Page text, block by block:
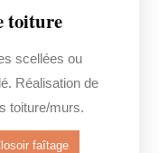
toiture
scellées ou
Réalisation de
toiture/murs.
faîtage